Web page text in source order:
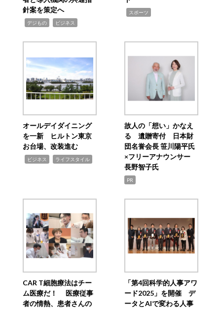
針案を策定へ
デジもの ビジネス
スポーツ
オールデイダイニング
を一新 ヒルトン東京
お台場、改装進む
ビジネス ライフスタイル
故人の「想い」かなえ
る 遺贈寄付 日本財
団名誉会長 笹川陽平氏
×フリーアナウンサー
長野智子氏
PR
CAR T細胞療法はチー
ム医療だ！ 医療従事
者の情熱、患者さんの
「第4回科学的人事アワ
ード2025」を開催 デ
ータとAIで変わる人事